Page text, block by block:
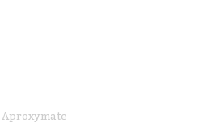
Aproxymate